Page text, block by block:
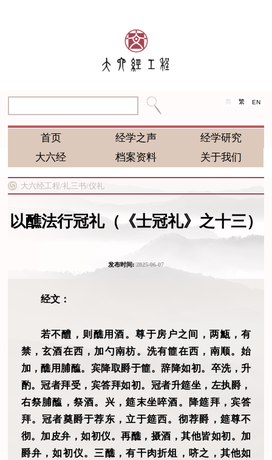
简 繁 EN
首页 经学之声
经学研究
大六经
档案资料 关于我们
大六经工程/礼三书/仪礼
以醮法行冠礼（《士冠礼》之十三）
发布时间:2025-06-07
经文：
若不醴，则醮用酒。尊于房户之间，两甒，有
禁，玄酒在西，加勺南枋。洗有篚在西，南顺。始
加，醮用脯醢。宾降取爵于篚。辞降如初。卒洗，升
酌。冠者拜受，宾答拜如初。冠者升筵坐，左执爵，
右祭脯醢，祭酒。兴，筵末坐啐酒。降筵拜，宾答
拜。冠者奠爵于荐东，立于筵西。彻荐爵，筵尊不
彻。加皮弁，如初仪。再醮，摄酒，其他皆如初。加
爵弁，如初仪。三醮，有干肉折俎，哜之，其他如